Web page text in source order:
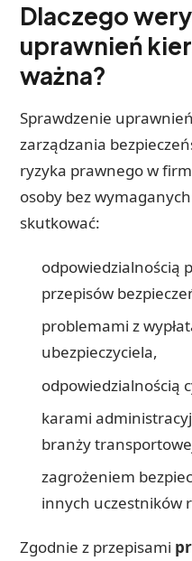
Dlaczego
uprawnień
ważna?
Sprawdzenie
zarządzania
ryzyka prawnego w
osoby bez
skutkować:
odpowiedzialnością
przepisów
problemami z
ubezpieczyciela,
odpowiedzialnością
karami
branży
zagrożeniem
innych uczestników
Zgodnie z przepisami